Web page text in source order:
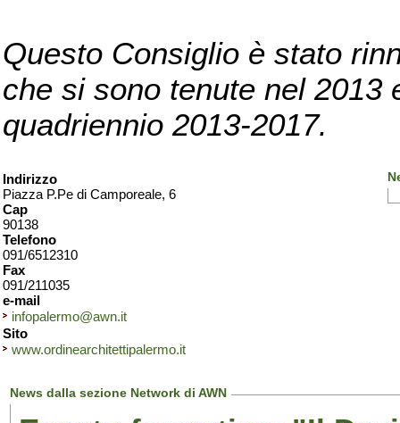
Questo Consiglio è stato
che si sono tenute nel 2013
quadriennio 2013-2017.
Indirizzo
Piazza P.Pe di Camporeale, 6
Cap
90138
Telefono
091/6512310
Fax
091/211035
e-mail
infopalermo@awn.it
Sito
www.ordinearchitettipalermo.it
News dalla sezione Network di AWN